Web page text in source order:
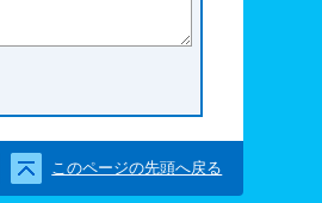
このページの先頭へ戻る